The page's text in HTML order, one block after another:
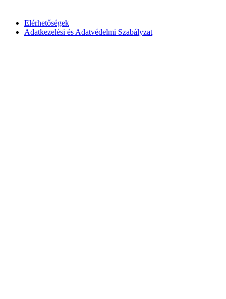
Elérhetőségek
Adatkezelési és Adatvédelmi Szabályzat